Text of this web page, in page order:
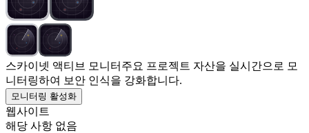
스카이넷 액티브 모니터 주요 프로젝트 자산을 실시간으로 모
니터링하여 보안 인식을 강화합니다.
모니터링 활성화
웹사이트
해당 사항 없음